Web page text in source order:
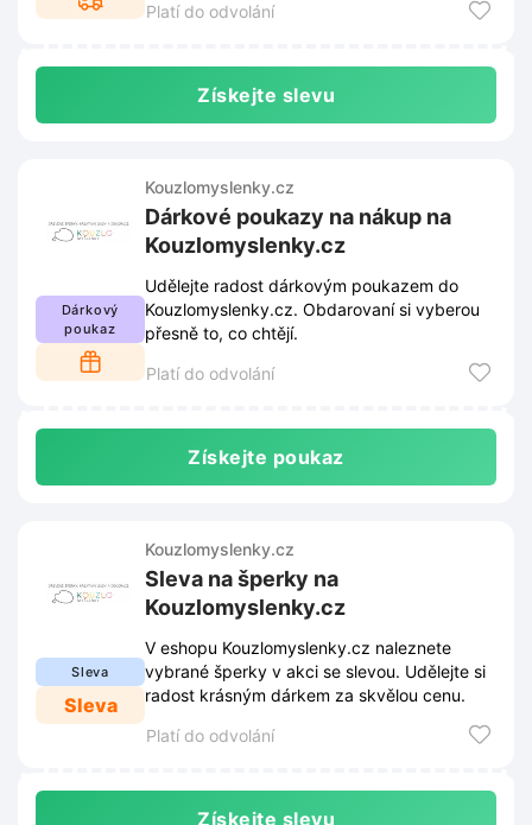
Platí do odvolání
Získejte slevu
Dárkový
poukaz
Kouzlomyslenky.cz
Dárkové poukazy na nákup na
Kouzlomyslenky.cz
Udělejte radost dárkovým poukazem do
Kouzlomyslenky.cz. Obdarovaní si vyberou
přesně to, co chtějí.
Platí do odvolání
Získejte poukaz
Sleva
Sleva
Kouzlomyslenky.cz
Sleva na šperky na
Kouzlomyslenky.cz
V eshopu Kouzlomyslenky.cz naleznete
vybrané šperky v akci se slevou. Udělejte si
radost krásným dárkem za skvělou cenu.
Platí do odvolání
Získejte slevu